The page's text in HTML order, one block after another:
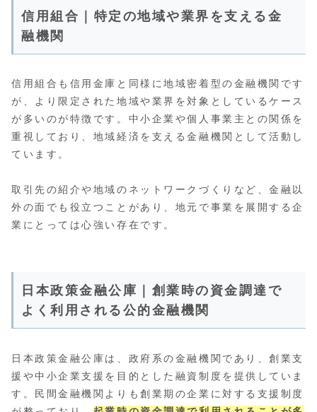
信用組合｜特定の地域や業界を支える金
融機関
信用組合も信用金庫と同様に地域密着型の金融機関です
が、より限定された地域や業界を対象としているケース
が多いのが特徴です。中小企業や個人事業主との関係を
重視しており、地域経済を支える金融機関として活動し
ています。
取引先の紹介や地域のネットワークづくりなど、金融以
外の面でも役立つことがあり、地元で事業を展開する企
業にとっては心強い存在です。
日本政策金融公庫｜創業時の資金調達で
よく利用される公的金融機関
日本政策金融公庫は、政府系の金融機関であり、創業支
援や中小企業支援を目的とした融資制度を提供していま
す。民間金融機関よりも創業期の企業に対する支援制度